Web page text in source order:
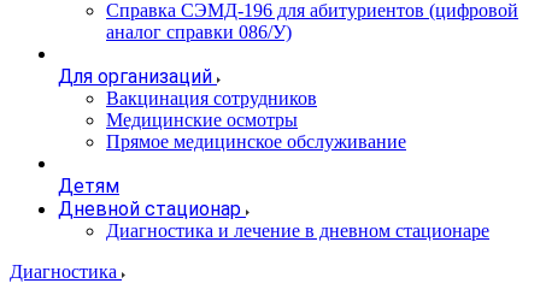
Справка СЭМД‑196 для абитуриентов (цифровой
аналог справки 086/У)
Для организаций
Вакцинация сотрудников
Медицинские осмотры
Прямое медицинское обслуживание
Детям
Дневной стационар
Диагностика и лечение в дневном стационаре
Диагностика